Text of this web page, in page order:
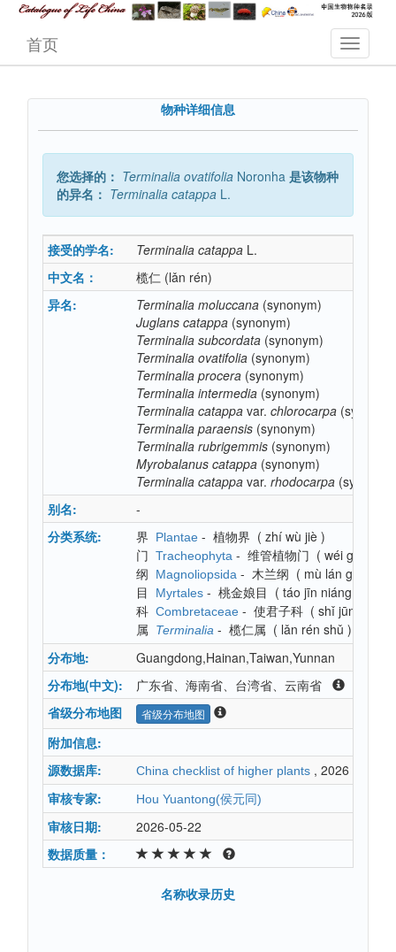
首页
物种详细信息
您选择的： Terminalia ovatifolia Noronha 是该物种
的异名： Terminalia catappa L.
接受的学名: Terminalia catappa L.
中文名：
榄仁 (lǎn rén)
异名:
Terminalia moluccana (synonym)
Juglans catappa (synonym)
Terminalia subcordata (synonym)
Terminalia ovatifolia (synonym)
Terminalia procera (synonym)
Terminalia intermedia (synonym)
Terminalia catappa var. chlorocarpa
Terminalia paraensis (synonym)
Terminalia rubrigemmis (synonym)
Myrobalanus catappa (synonym)
Terminalia catappa var. rhodocarpa
别名:
-
分类系统:
界 Plantae - 植物界 ( zhí wù jiè )
门 Tracheophyta - 维管植物门 ( wéi guǎn
纲
Magnoliopsida - 木兰纲 ( mù lán gāng
目
Myrtales - 桃金娘目 ( táo jīn niáng mù
科 Combretaceae - 使君子科 ( shǐ jūn zǐ kē
属
Terminalia - 榄仁属 ( lǎn rén shǔ )
分布地:
Guangdong,Hainan,Taiwan,Yunnan
分布地(中文):
广东省、海南省、台湾省、云南省
省级分布地图
省级分布地图
附加信息:
源数据库:
China checklist of higher plants , 2026
审核专家:
Hou Yuantong(侯元同)
审核日期:
2026-05-22
数据质量：
名称收录历史